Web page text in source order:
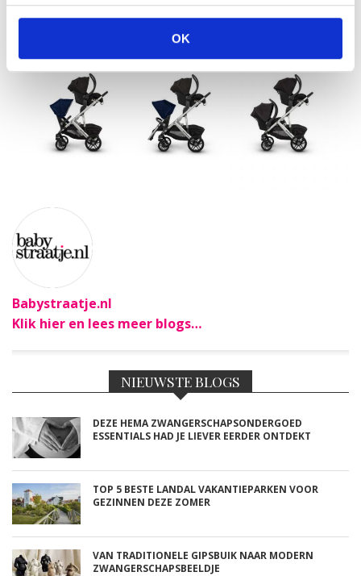
OK
Babystraatje.nl
Klik hier en lees meer blogs…
NIEUWSTE BLOGS
DEZE HEMA ZWANGERSCHAPSONDERGOED
ESSENTIALS HAD JE LIEVER EERDER ONTDEKT
TOP 5 BESTE LANDAL VAKANTIEPARKEN VOOR
GEZINNEN DEZE ZOMER
VAN TRADITIONELE GIPSBUIK NAAR MODERN
ZWANGERSCHAPSBEELDJE